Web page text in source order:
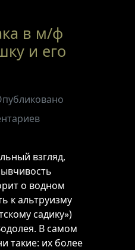
в м/ф
и его
взгляд,
о водном
к альтруизму
садику»)
В самом
такие: их более